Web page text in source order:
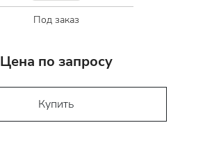
Под заказ
Цена по запросу
Купить